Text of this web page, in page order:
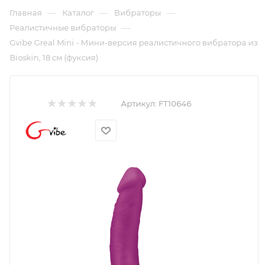
Главная — Каталог — Вибраторы —
Реалистичные вибраторы —
Gvibe Greal Mini - Мини-версия реалистичного вибратора из
Bioskin, 18 см (фуксия)
Артикул: FT10646